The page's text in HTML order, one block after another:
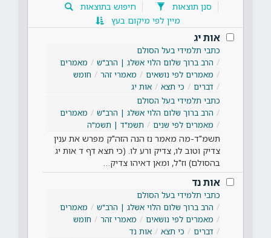
סנן תוצאות
חיפוש בתוצאות
מיין לפי מיקום בעץ
אות יג
כתבי תלמידי בעל הסולם
הרב ברוך שלום הלוי אשלג | הרב"ש
מאמרים
מאמרים לפי נושאים
מאמרי זהר
חומש
דברים
כי תצא
אות יג
כתבי תלמידי בעל הסולם
הרב ברוך שלום הלוי אשלג | הרב"ש
מאמרים
מאמרים לפי שנים
תשמ"ד | תשמ"ה
תשמ"ד-מה מאמר נז הנה הזה"ק מפרש את ענין
צדיק וטוב לו, צדיק ורע לו. (כי תצא דף ד אות יג
בהסולם) וז"ל, ומאן דאיהו צדיק…
אות נד
כתבי תלמידי בעל הסולם
הרב ברוך שלום הלוי אשלג | הרב"ש
מאמרים
מאמרים לפי נושאים
מאמרי זהר
חומש
דברים
כי תצא אות נד